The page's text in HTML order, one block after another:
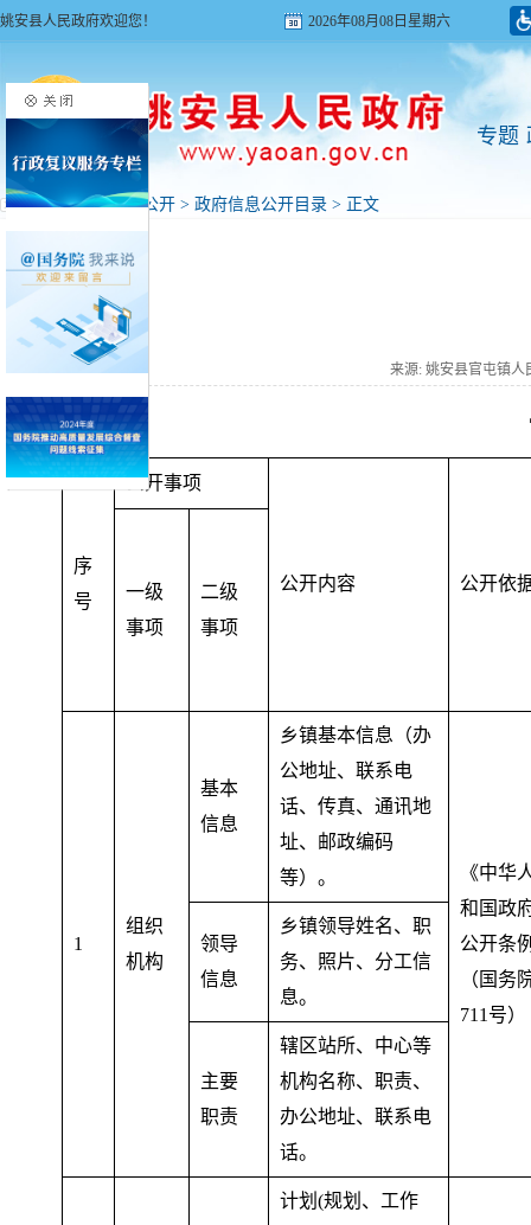
姚安县人民政府欢迎您！ 2026年08月08日星期六
专题
首页>政府信息公开 > 政府信息公开目录 > 正文
来源: 姚安县官屯镇
序
号
公开事项
公开内容 公开依
一级
事项
二级
事项
1
组织
机构
基本
信息
乡镇基本信息（办
公地址、联系电
话、传真、通讯地
址、邮政编码
等）。
《中华
和国政
公开条
（国务
711号）
领导
信息
乡镇领导姓名、职
务、照片、分工信
息。
主要
职责
辖区站所、中心等
机构名称、职责、
办公地址、联系电
话。
计划(规划、工作